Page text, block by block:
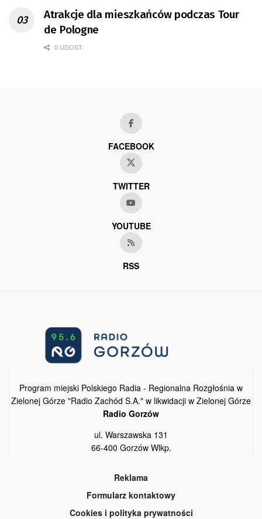
Atrakcje dla mieszkańców podczas Tour
de Pologne
0 UDOST.
FACEBOOK
TWITTER
YOUTUBE
RSS
Program miejski Polskiego Radia - Regionalna Rozgłośnia w
Zielonej Górze "Radio Zachód S.A." w likwidacji w Zielonej Górze
Radio Gorzów
ul. Warszawska 131
66-400 Gorzów Wlkp.
Reklama
Formularz kontaktowy
Cookies i polityka prywatności